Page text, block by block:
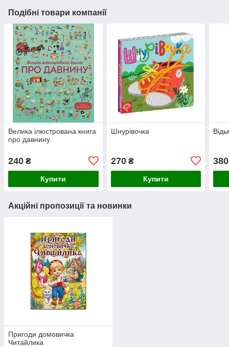
Подібні товари компанії
Велика ілюстрована книга
про давнину
240 ₴
Купити
Шнурівочка
270₴
Купити
380
Акційні пропозиції та новинки
Пригоди домовичка
Читайлика